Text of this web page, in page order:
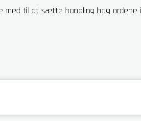
med til at sætte handling bag ordene i